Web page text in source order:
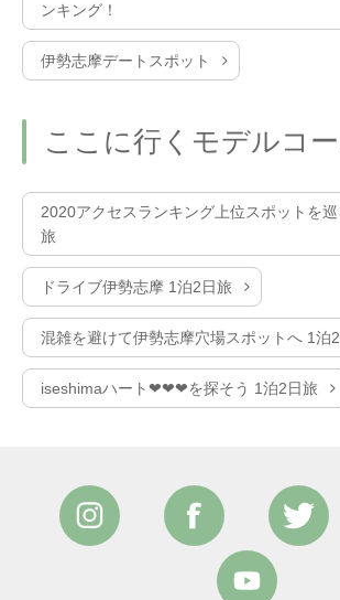
ンキング！
伊勢志摩デートスポット
ここに行くモデルコ
2020アクセスランキング上位スポットを
旅
ドライブ伊勢志摩 1泊2日旅
混雑を避けて伊勢志摩穴場スポットへ 1泊
iseshimaハート❤❤❤を探そう 1泊2日旅